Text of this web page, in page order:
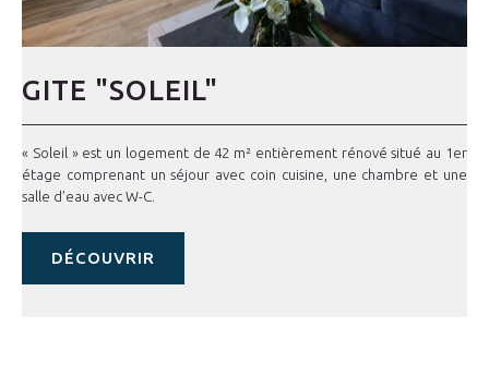
GITE "SOLEIL"
« Soleil » est un logement de 42 m² entièrement rénové situé au 1er
étage comprenant un séjour avec coin cuisine, une chambre et une
salle d’eau avec W-C.
DÉCOUVRIR